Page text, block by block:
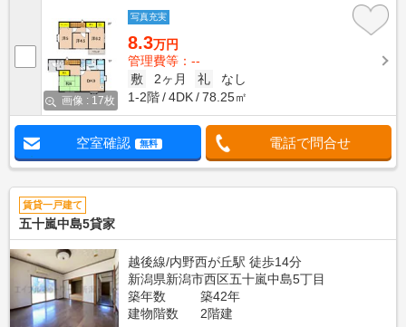
画像 : 17枚
写真充実
8.3万円
管理費等：--
敷
2ヶ月 礼
なし
1-2階
4DK 78.25㎡
空室確認 無料 電話で問合せ
賃貸一戸建て
五十嵐中島5貸家
越後線/内野西が丘駅 徒歩14分
新潟県新潟市西区五十嵐中島5丁目
築年数
築42年
建物階数
2階建